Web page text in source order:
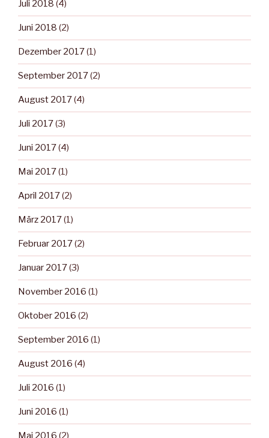
Juli 2018 (4)
Juni 2018 (2)
Dezember 2017(1)
September 2017(2)
August 2017(4)
Juli 2017(3)
Juni 2017(4)
Mai 2017(1)
April 2017(2)
März 2017(1)
Februar 2017(2)
Januar 2017(3)
November 2016 (1)
Oktober 2016 (2)
September 2016 (1)
August 2016 (4)
Juli 2016 (1)
Juni 2016 (1)
Mai 2016 (2)